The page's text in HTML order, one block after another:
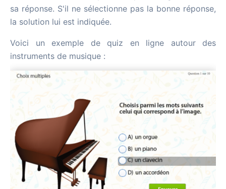
sa réponse. S'il ne sélectionne pas la bonne réponse,
la solution lui est indiquée.
Voici un exemple de quiz en ligne autour des
instruments de musique :